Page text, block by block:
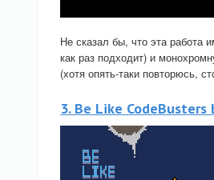
Не сказал бы, что эта работа
как раз подходит) и
(хотя опять-таки повторюсь,
3. Be Like CodeBusters